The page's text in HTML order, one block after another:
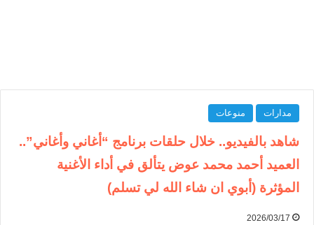
مدارات منوعات
شاهد بالفيديو.. خلال حلقات برنامج “أغاني وأغاني”..
العميد أحمد محمد عوض يتألق في أداء الأغنية
المؤثرة (أبوي ان شاء الله لي تسلم)
2026/03/17